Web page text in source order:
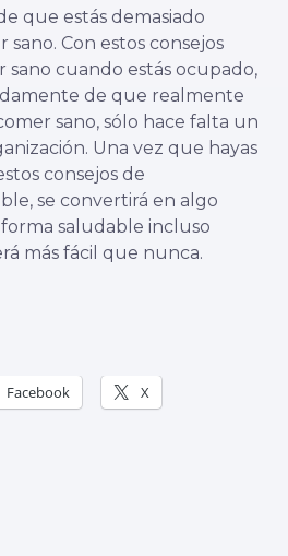
que estás demasiado
Con estos consejos
sano cuando estás ocupado,
de que realmente
sano, sólo hace falta un
Una vez que hayas
consejos de
se convertirá en algo
saludable incluso
más fácil que nunca.
Facebook X